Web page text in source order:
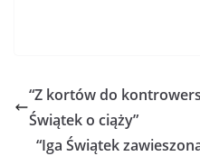
“Z kortów do
Świątek o ciąży”
“Iga Świątek